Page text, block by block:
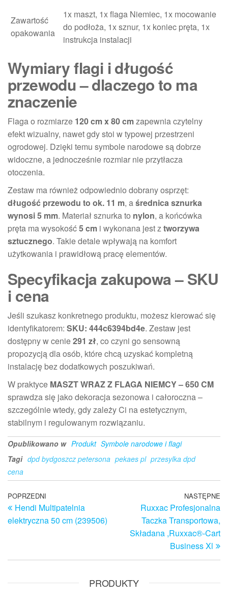
Zawartość
opakowania
1x maszt, 1x flaga Niemiec, 1x mocowanie
do podłoża, 1x sznur, 1x koniec pręta, 1x
instrukcja instalacji
Wymiary flagi i długość
przewodu – dlaczego to ma
znaczenie
Flaga o rozmiarze 120 cm x 80 cmzapewnia czytelny
efekt wizualny, nawet gdy stoi w typowej przestrzeni
ogrodowej. Dzięki temu symbole narodowe są dobrze
widoczne, a jednocześnie rozmiar nie przytłacza
otoczenia.
Zestaw ma również odpowiednio dobrany osprzęt:
długość przewodu to ok. 11 m, aśrednica sznurka
wynosi 5 mm. Materiał sznurka to nylon, a końcówka
pręta ma wysokość5 cm i wykonana jest ztworzywa
sztucznego. Takie detale wpływają na komfort
użytkowania i prawidłową pracę elementów.
Specyfikacja zakupowa – SKU
i cena
Jeśli szukasz konkretnego produktu, możesz kierować się
identyfikatorem: SKU: 444c6394bd4e. Zestaw jest
dostępny w cenie291 zł, co czyni go sensowną
propozycją dla osób, które chcą uzyskać kompletną
instalację bez dodatkowych poszukiwań.
W praktyce MASZT WRAZ Z FLAGA NIEMCY – 650 CM
sprawdza się jako dekoracja sezonowa i całoroczna –
szczególnie wtedy, gdy zależy Ci na estetycznym,
stabilnym i regulowanym rozwiązaniu.
Opublikowano w Produkt Symbole narodowe i flagi
Tagi dpd bydgoszcz petersona pekaes pl przesylka dpd
cena
Nawigacja
wpisu
Poprzedni
wpis
POPRZEDNI
Hendi Multipatelnia
elektryczna 50 cm (239506)
NASTĘPNE
Ruxxac Profesjonalna
Taczka Transportowa,
Składana ,Ruxxac®-Cart
Business Xl
PRODUKTY